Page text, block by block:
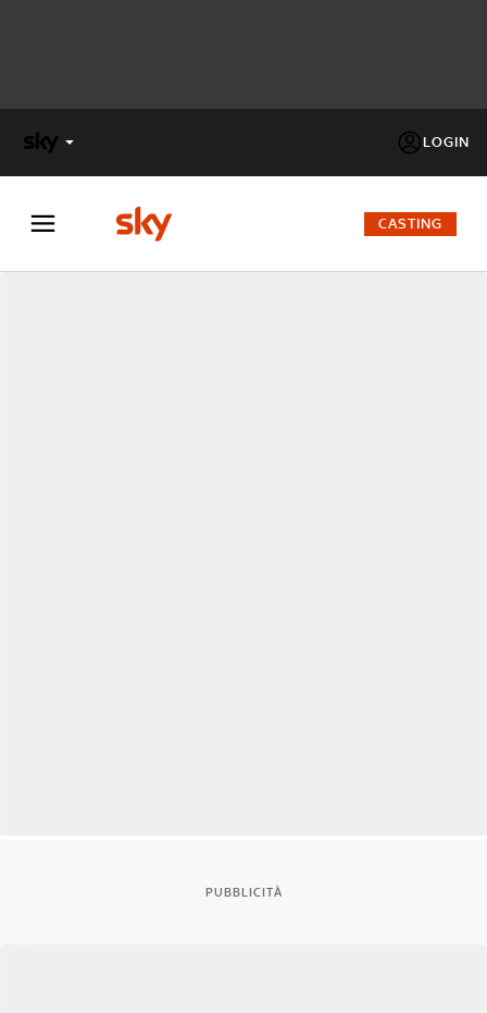
LOGIN
FACTOR
CASTING
PUBBLICITÀ